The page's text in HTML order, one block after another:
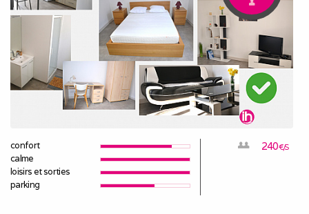
confort
calme
loisirs et sorties
parking
240€/S